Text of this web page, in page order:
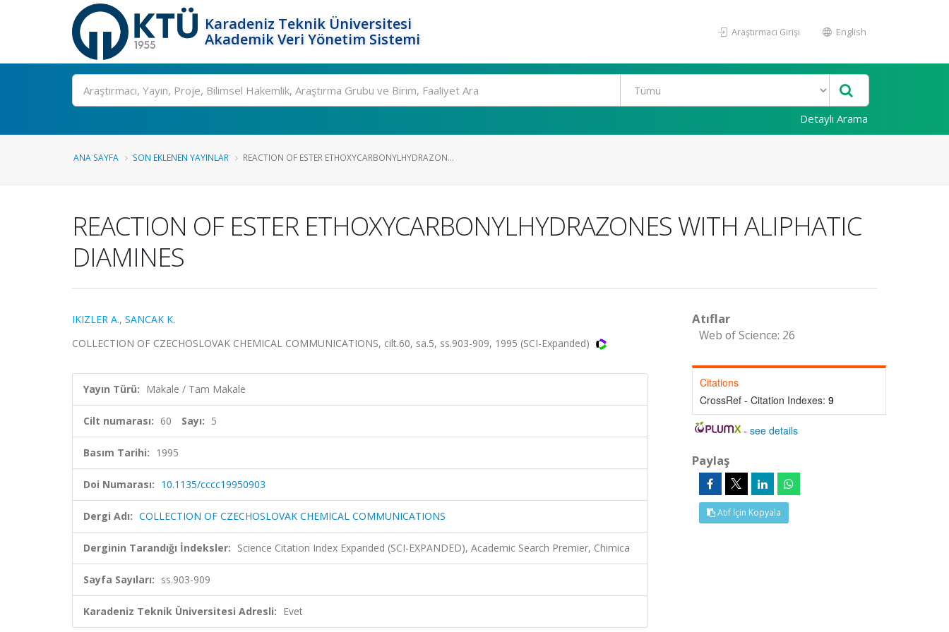
Karadeniz Teknik Üniversitesi
Akademik Veri Yönetim Sistemi
Araştırmacı Girişi English
Ara
Detaylı Arama
ANA SAYFA SON EKLENEN YAYINLAR REACTION OF ESTER ETHOXYCARBONYLHYDRAZON...
REACTION OF ESTER ETHOXYCARBONYLHYDRAZONES WITH ALIPHATIC
DIAMINES
IKIZLER A., SANCAK K.
COLLECTION OF CZECHOSLOVAK CHEMICAL COMMUNICATIONS, cilt.60, sa.5, ss.903-909, 1995 (SCI-Expanded)
Yayın Türü: Makale / Tam Makale
Cilt numarası: 60 Sayı: 5
Basım Tarihi: 1995
Doi Numarası: 10.1135/cccc19950903
Dergi Adı: COLLECTION OF CZECHOSLOVAK CHEMICAL COMMUNICATIONS
Derginin Tarandığı İndeksler: Science Citation Index Expanded (SCI-EXPANDED), Academic Search Premier, Chimica
Sayfa Sayıları: ss.903-909
Karadeniz Teknik Üniversitesi Adresli: Evet
Atıflar
Web of Science: 26
Citations
CrossRef - Citation Indexes: 9
-see details
Paylaş
Atıf İçin Kopyala